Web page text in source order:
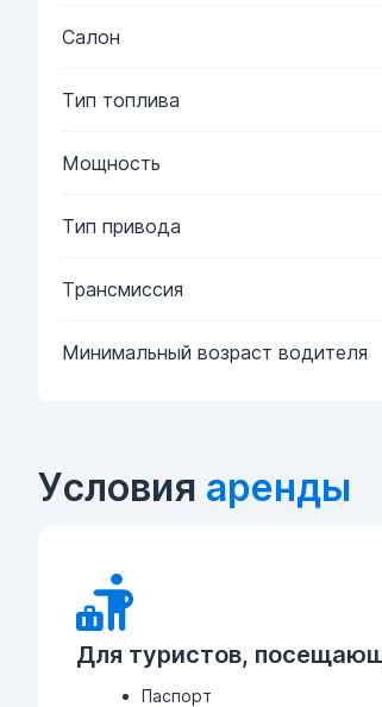
Салон
Тип топлива
Мощность
Тип привода
Трансмиссия
Минимальный возраст водителя
Условия аренды
Для туристов,
Паспорт